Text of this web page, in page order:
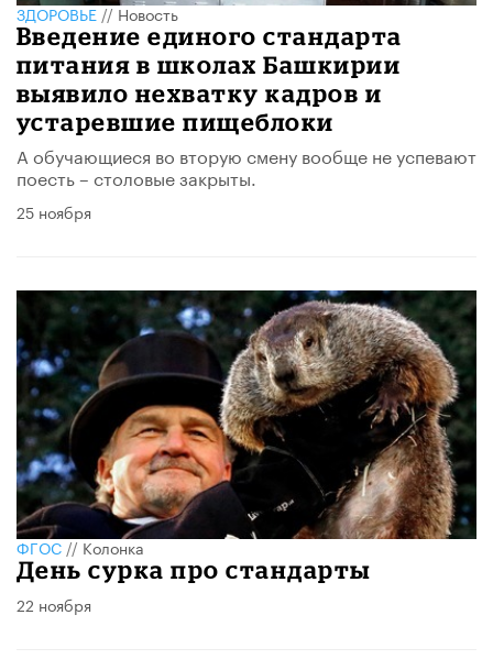
ЗДОРОВЬЕ//Новость
Введение единого стандарта
питания в школах Башкирии
выявило нехватку кадров и
устаревшие пищеблоки
А обучающиеся во вторую смену вообще не успевают
поесть – столовые закрыты.
25 ноября
ФГОС//Колонка
День сурка про стандарты
22 ноября